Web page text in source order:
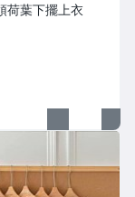
荷葉下擺上衣